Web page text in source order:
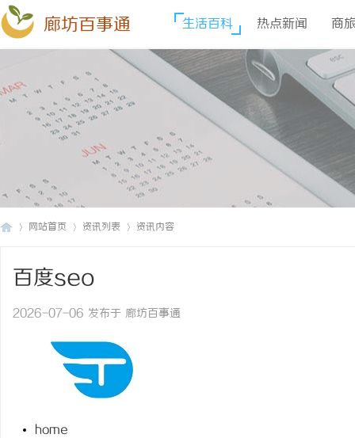
廊坊百事通 生活百科 热点新闻 商
网站首页 资讯列表 资讯内容
百度seo
2026-07-06 发布于 廊坊百事通
home